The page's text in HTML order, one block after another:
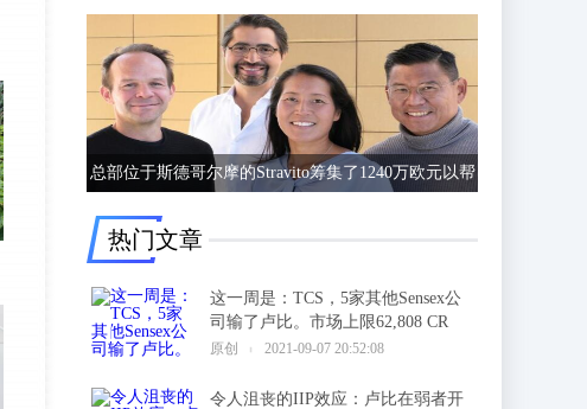
总部位于斯德哥尔摩的Stravito筹集了1240万欧元以帮
热门文章
这一周是：TCS，5家其他Sensex公
司输了卢比。市场上限62,808 CR
原创 2021-09-07 20:52:08
1
令人沮丧的IIP效应：卢比在弱者开